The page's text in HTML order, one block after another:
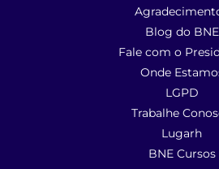
Blog do BNE
Fale com o
Onde
LGPD
Trabalhe
Lugarh
BNE Cursos